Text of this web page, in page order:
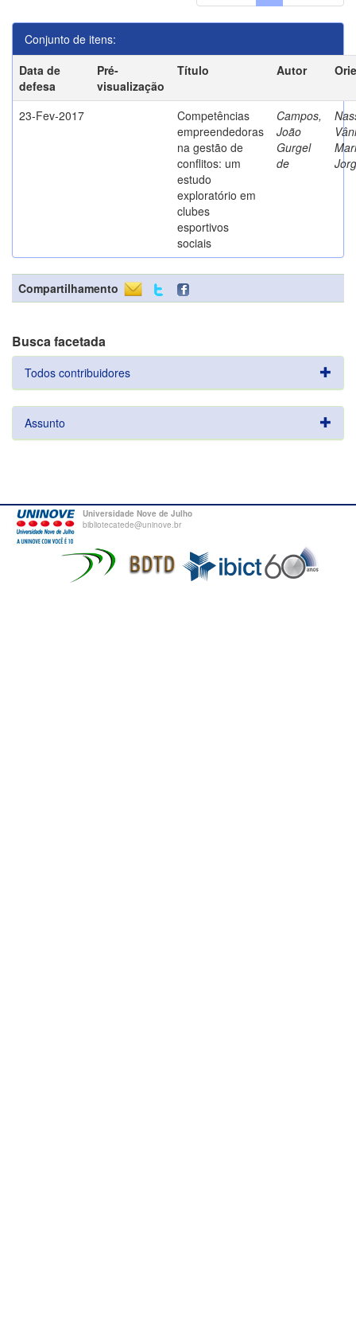
Conjunto de itens:
Data de
defesa
Pré-
visualização
Título Autor
23-Fev-2017
Competências
empreendedoras
na gestão de
conflitos: um
estudo
exploratório em
clubes
esportivos
sociais
Campos,
João
Gurgel
de
Compartilhamento
Busca facetada
Todos contribuidores
Assunto
Universidade Nove de Julho
bibliotecatede@uninove.br